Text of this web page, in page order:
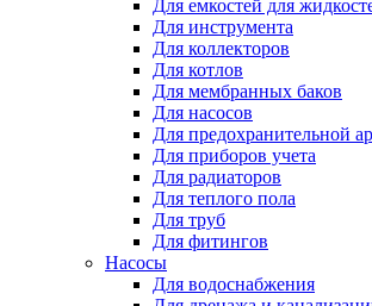
Для емкостей для
Для инструмента
Для коллекторов
Для котлов
Для мембранных баков
Для насосов
Для предохранительной
Для приборов учета
Для радиаторов
Для теплого пола
Для труб
Для фитингов
Насосы
Для водоснабжения